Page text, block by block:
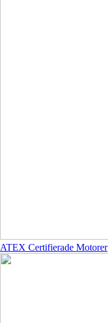
ATEX Certifierade Motorer